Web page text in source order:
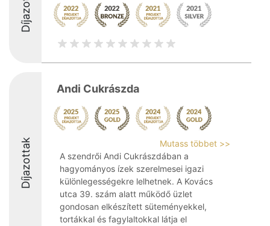
Díjazottak
Andi Cukrászda
Mutass többet >>
A szendrői Andi Cukrászdában a
hagyományos ízek szerelmesei igazi
különlegességekre lelhetnek. A Kovács
utca 39. szám alatt működő üzlet
gondosan elkészített süteményekkel,
tortákkal és fagylaltokkal látja el